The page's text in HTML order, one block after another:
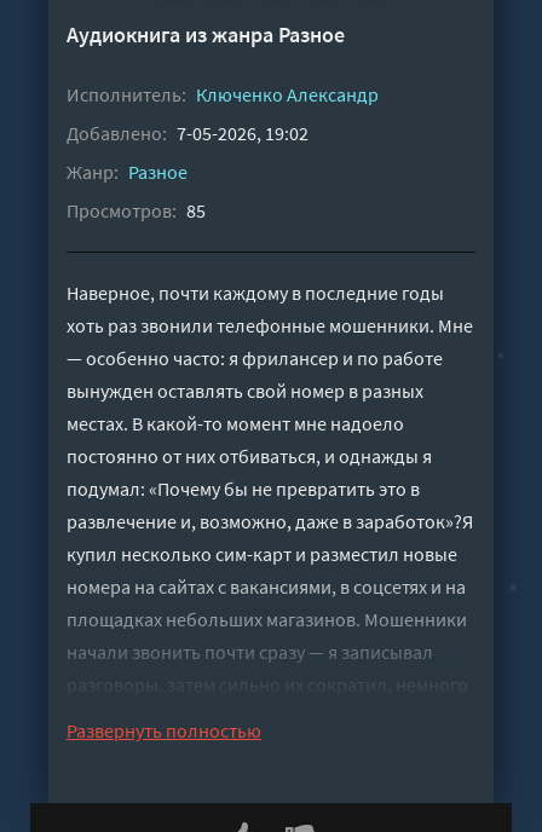
Аудиокнига из жанра Разное
Исполнитель: Ключенко Александр
Добавлено: 7-05-2026, 19:02
Жанр: Разное
Просмотров: 85
Наверное, почти каждому в последние годы
хоть раз звонили телефонные мошенники. Мне
— особенно часто: я фрилансер и по работе
вынужден оставлять свой номер в разных
местах. В какой-то момент мне надоело
постоянно от них отбиваться, и однажды я
подумал: «Почему бы не превратить это в
развлечение и, возможно, даже в заработок»?Я
купил несколько сим-карт и разместил новые
номера на сайтах с вакансиями, в соцсетях и на
площадках небольших магазинов. Мошенники
начали звонить почти сразу — я записывал
разговоры, затем сильно их сократил, немного
Развернуть полностью